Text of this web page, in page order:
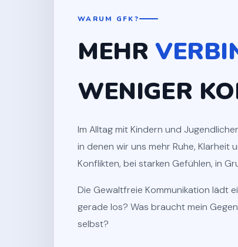
WARUM GFK?
MEHR
WENIGER
Im Alltag mit Kindern und
in denen wir uns mehr Ruhe, Klarheit
Konflikten, bei starken Gefühlen, in
Die Gewaltfreie Kommunikation lädt
gerade los? Was braucht mein
selbst?